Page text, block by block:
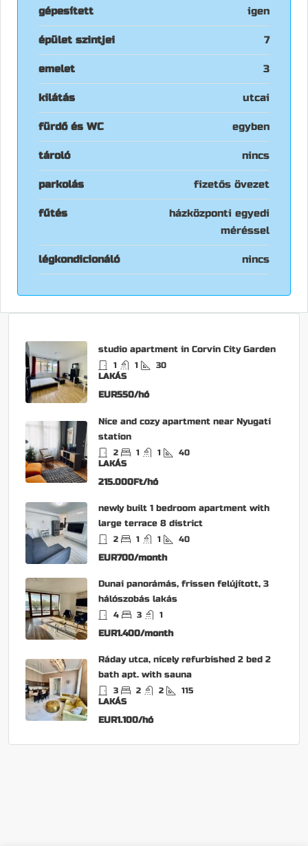
gépesített igen
épület szintjei 7
emelet 3
kilátás utcai
fürdő és WC egyben
tároló nincs
parkolás fizetős övezet
fűtés
házközponti egyedi
méréssel
légkondicionáló nincs
studio apartment in Corvin City Garden
1 1
30
LAKÁS
EUR550/hó
Nice and cozy apartment near Nyugati
station
2 1 1
40
LAKÁS
215.000Ft/hó
newly built 1 bedroom apartment with
large terrace 8 district
2 1 1 40
EUR700/month
Dunai panorámás, frissen felújított, 3
hálószobás lakás
4 3 1
EUR1.400/month
Ráday utca, nicely refurbished 2 bed 2
bath apt. with sauna
3 2 2
115
LAKÁS
EUR1.100/hó